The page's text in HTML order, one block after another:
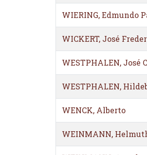
WIERING, Edmundo
WICKERT, José
WESTPHALEN, José
WESTPHALEN,
WENCK, Alberto
WEINMANN,